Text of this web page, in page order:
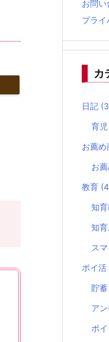
お問い
プライ
カ
日記
育
お薦め
お
教育
知
知
ス
ポイ活
貯蓄
ア
ポ